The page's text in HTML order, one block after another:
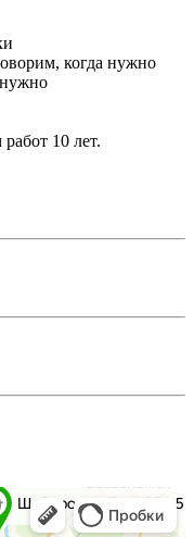
когда нужно
нужно
10 лет.